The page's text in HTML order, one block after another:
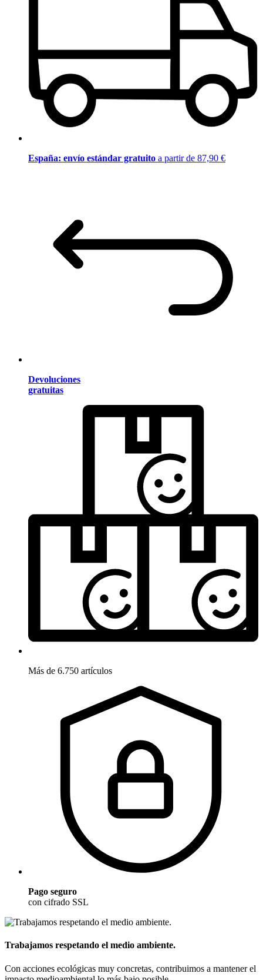
España: envío estándar gratuito a partir de 87,90 €
Devoluciones
gratuitas
Más de 6.750 artículos
Pago seguro
con cifrado SSL
Trabajamos respetando el medio ambiente.
Con acciones ecológicas muy concretas, contribuimos a mantener el